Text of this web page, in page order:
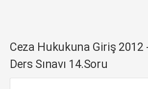
Ceza Hukukuna Giriş 2012
Ders Sınavı 14.Soru